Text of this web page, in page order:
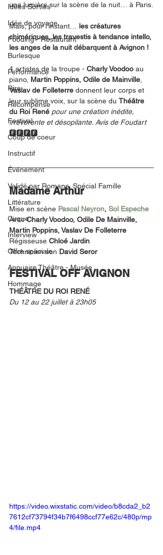
Idées Sorties
Idée de voyage
Fooding - Restaurant
Burlesque
Performance
Rire
Récompense
Festival
Coup de coeur
Instructif
Événement
Validé par Romane. Spécial Famille
Littérature
Cirque
Interview
Offre spéciale
Annuaire Théâtre - Musée
Hommage
une lumière sur la scène de la nuit… à Paris.
Mais, pour l’instant… les créatures
chimériques, les travestis à tendance intello,
les anges de la nuit débarquent à Avignon !
4 artistes de la troupe - Charly Voodoo au
piano, Martin Poppins, Odile de Mainville
Vaslav de Folleterre donnent leur corps et
leur sublime voix, sur la scène du Théâtre
du Roi René pour une création inédite,
irrévérente et désopilante. Avis de Foudart
🅵🅵🅵🅵
Madame Arthur
Mise en scène Pascal Neyron, Sol Espeche
Avec Charly Voodoo, Odile De Mainville,
Martin Poppins, Vaslav De Folleterre
Régisseuse Chloé Jardin
Technicien son David Seror
FESTIVAL OFF AVIGNON
THÉÂTRE DU ROI RENÉ
Du 12 au 22 juillet à 23h05
https://video.wixstatic.com/video/b8cda2_b2
7612cf73794f34b7f6498ccf77e62c/480p/mp
4/file.mp4